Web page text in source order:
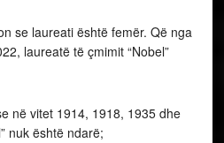
se laureati është femër. Që nga
laureatë të çmimit “Nobel”
në vitet 1914, 1918, 1935 dhe
nuk është ndarë;